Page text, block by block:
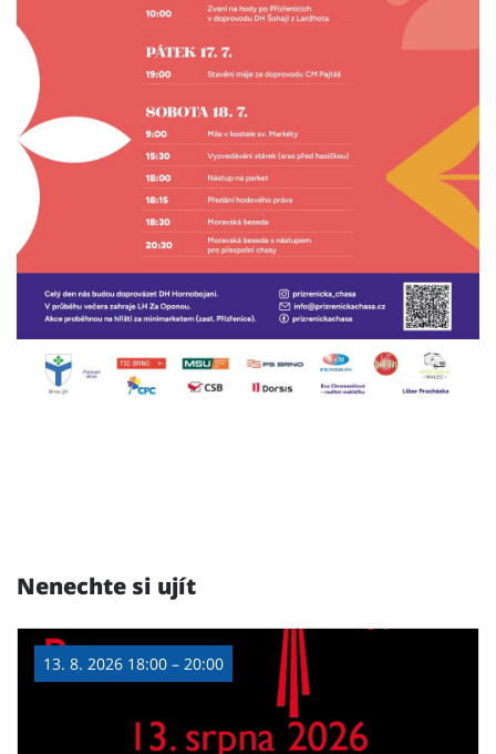
Nenechte si ujít
13. 8. 2026 18:00 – 20:00